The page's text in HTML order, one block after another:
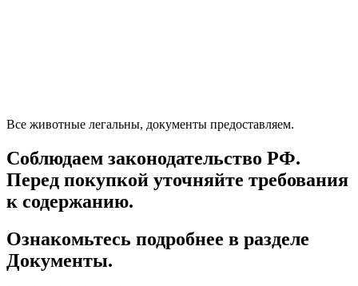
Все животные легальны, документы предоставляем.
Соблюдаем законодательство РФ.
Перед покупкой уточняйте требования
к содержанию.
Ознакомьтесь подробнее в разделе
Документы.